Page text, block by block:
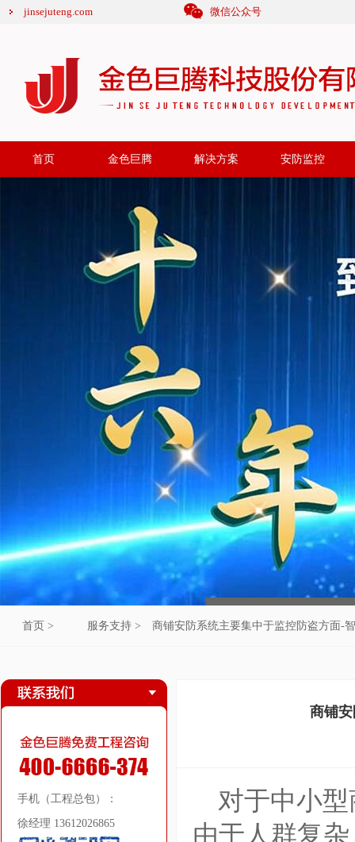
jinsejuteng.com 微信公众号
首页 金色巨腾 解决方案 安防监控
首页 > 服务支持 > 商铺安防系统主要集中于监控防盗方面-
手机（工程总包）：
徐经理 13612026865
商铺
对于中小
由于人群复